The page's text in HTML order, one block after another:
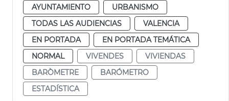
AYUNTAMIENTO
URBANISMO
TODAS LAS AUDIENCIAS
VALENCIA
EN PORTADA
EN PORTADA TEMÁTICA
NORMAL
VIVENDES
VIVIENDAS
BARÒMETRE
BARÓMETRO
ESTADÍSTICA